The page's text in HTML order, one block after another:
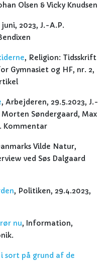
Olsen & Vicky Knudsen
2023, J.-A.P.
, Religion: Tidsskrift
Gymnasiet og HF, nr. 2,
, Arbejderen, 29.5.2023, J.-
Morten Søndergaard, Max
Kommentar
Vilde Natur,
ved Søs Dalgaard
, Politiken, 29.4.2023,
nu, Information,
sort på grund af de